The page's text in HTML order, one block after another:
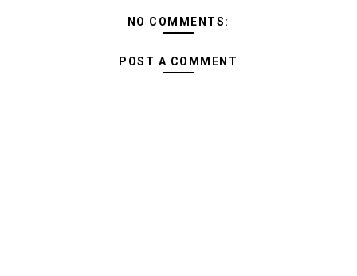
NO COMMENTS:
POST A COMMENT